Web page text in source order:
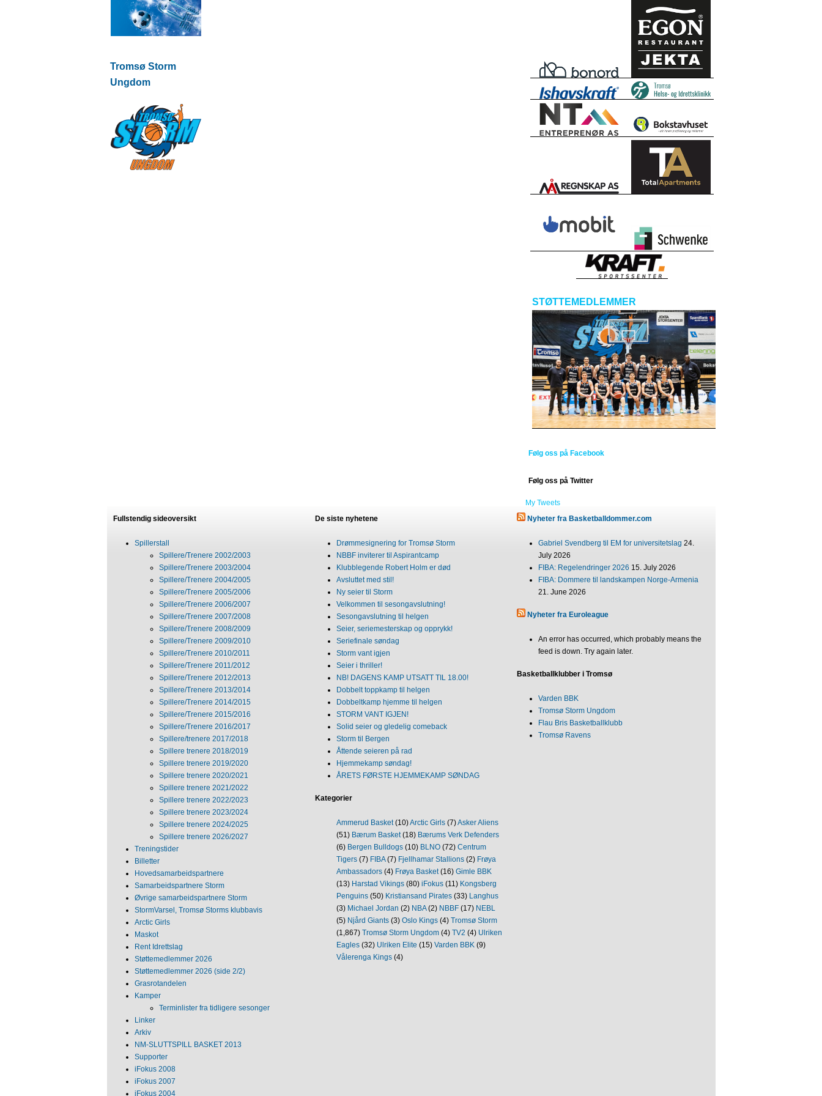
Tromsø Storm
Ungdom
STØTTEMEDLEMMER
Følg oss på Facebook
Følg oss på Twitter
My Tweets
Fullstendig sideoversikt
Spillerstall
Spillere/Trenere 2002/2003
Spillere/Trenere 2003/2004
Spillere/Trenere 2004/2005
Spillere/Trenere 2005/2006
Spillere/Trenere 2006/2007
Spillere/Trenere 2007/2008
Spillere/Trenere 2008/2009
Spillere/Trenere 2009/2010
Spillere/Trenere 2010/2011
Spillere/Trenere 2011/2012
Spillere/Trenere 2012/2013
Spillere/Trenere 2013/2014
Spillere/Trenere 2014/2015
Spillere/Trenere 2015/2016
Spillere/Trenere 2016/2017
Spillere/trenere 2017/2018
Spillere trenere 2018/2019
Spillere trenere 2019/2020
Spillere trenere 2020/2021
Spillere trenere 2021/2022
Spillere trenere 2022/2023
Spillere trenere 2023/2024
Spillere trenere 2024/2025
Spillere trenere 2026/2027
Treningstider
Billetter
Hovedsamarbeidspartnere
Samarbeidspartnere Storm
Øvrige samarbeidspartnere Storm
StormVarsel, Tromsø Storms klubbavis
Arctic Girls
Maskot
Rent Idrettslag
Støttemedlemmer 2026
Støttemedlemmer 2026 (side 2/2)
Grasrotandelen
Kamper
Terminlister fra tidligere sesonger
Linker
Arkiv
NM‐SLUTTSPILL BASKET 2013
Supporter
iFokus 2008
iFokus 2007
iFokus 2004
De siste nyhetene
Drømmesignering for Tromsø Storm
NBBF inviterer til Aspirantcamp
Klubblegende Robert Holm er død
Avsluttet med stil!
Ny seier til Storm
Velkommen til sesongavslutning!
Sesongavslutning til helgen
Seier, seriemesterskap og opprykk!
Seriefinale søndag
Storm vant igjen
Seier i thriller!
NB! DAGENS KAMP UTSATT TIL 18.00!
Dobbelt toppkamp til helgen
Dobbeltkamp hjemme til helgen
STORM VANT IGJEN!
Solid seier og gledelig comeback
Storm til Bergen
Åttende seieren på rad
Hjemmekamp søndag!
ÅRETS FØRSTE HJEMMEKAMP SØNDAG
Kategorier
Ammerud Basket(10)Arctic Girls(7)Asker Aliens
(51) Bærum Basket(18) Bærums Verk Defenders
(6) Bergen Bulldogs(10) BLNO(72) Centrum
Tigers(7) FIBA(7) Fjellhamar Stallions(2) Frøya
Ambassadors(4) Frøya Basket(16) Gimle BBK
(13) Harstad Vikings(80) iFokus(11) Kongsberg
Penguins(50) Kristiansand Pirates(33) Langhus
(3) Michael Jordan (2) NBA(2) NBBF(17) NEBL
(5) Njård Giants(3) Oslo Kings(4) Tromsø Storm
(1,867) Tromsø Storm Ungdom(4) TV2 (4) Ulriken
Eagles(32) Ulriken Elite (15) Varden BBK(9)
Vålerenga Kings(4)
Nyheter fra Basketballdommer.com
Gabriel Svendberg til EM for universitetslag 24.
July 2026
FIBA: Regelendringer 2026 15. July 2026
FIBA: Dommere til landskampen Norge-Armenia
21. June 2026
Nyheter fra Euroleague
An error has occurred, which probably means the
feed is down. Try again later.
Basketballklubber i Tromsø
Varden BBK
Tromsø Storm Ungdom
Flau Bris Basketballklubb
Tromsø Ravens